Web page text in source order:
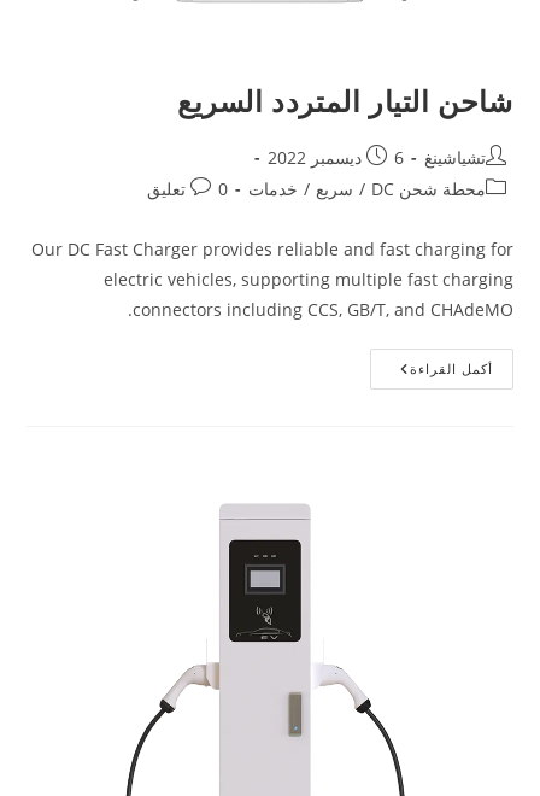
شاحن التيار المتردد السريع
تشياشينغ
6 ديسمبر 2022
محطة شحن DC
/ سريع / خدمات 0 تعليق
Our DC Fast Charger provides reliable and fast charging for
electric vehicles, supporting multiple fast charging
connectors including CCS, GB/T, and CHAdeMO.
أكمل القراءة